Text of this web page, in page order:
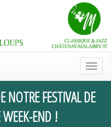
de
NOTREFESTIVALDE
WEEK-END !